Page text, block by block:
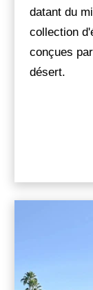
datant du
collection
conçues
désert.